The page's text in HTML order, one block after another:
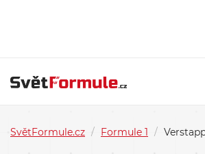
SvětFormule.cz / Formule 1 / Verstappen